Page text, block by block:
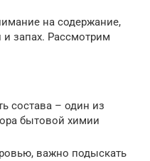
на содержание,
и запах. Рассмотрим
состава – один из
бытовой химии
важно подыскать